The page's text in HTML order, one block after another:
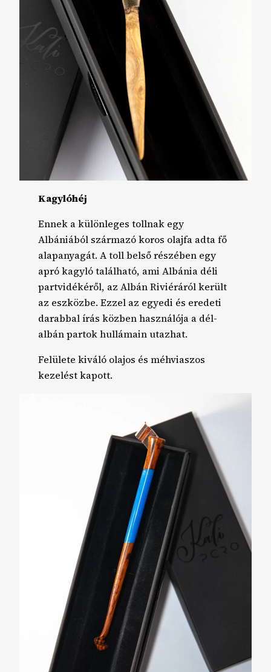
Kagylóhéj
Ennek a különleges tollnak egy
Albániából származó koros olajfa adta fő
alapanyagát. A toll belső részében egy
apró kagyló található, ami Albánia déli
partvidékéről, az Albán Riviéráról került
az eszközbe. Ezzel az egyedi és eredeti
darabbal írás közben használója a dél-
albán partok hullámain utazhat.
Felülete kiváló olajos és méhviaszos
kezelést kapott.